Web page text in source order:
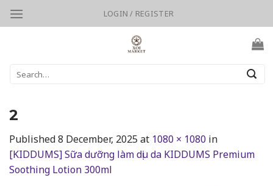
Skip
LOGIN / REGISTER
for:
2
Published8 December, 2025 at 1080 × 1080 in
[KIDDUMS] Sữa dưỡng làm dịu da KIDDUMS Premium
Soothing Lotion 300ml